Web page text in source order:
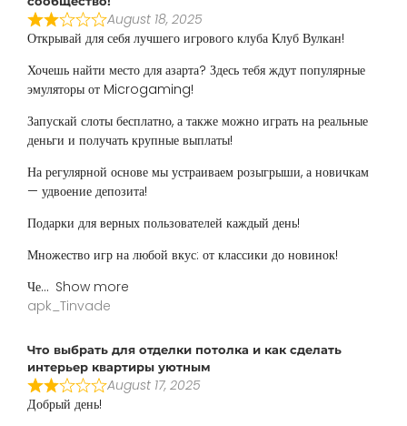
August 18, 2025
Открывай для себя лучшего игрового клуба Клуб Вулкан!
Хочешь найти место для азарта? Здесь тебя ждут популярные
эмуляторы от Microgaming!
Запускай слоты бесплатно, а также можно играть на реальные
деньги и получать крупные выплаты!
На регулярной основе мы устраиваем розыгрыши, а новичкам
— удвоение депозита!
Подарки для верных пользователей каждый день!
Множество игр на любой вкус: от классики до новинок!
Че
Show more
apk_Tinvade
Что выбрать для отделки потолка и как сделать
интерьер квартиры уютным
August 17, 2025
Добрый день!